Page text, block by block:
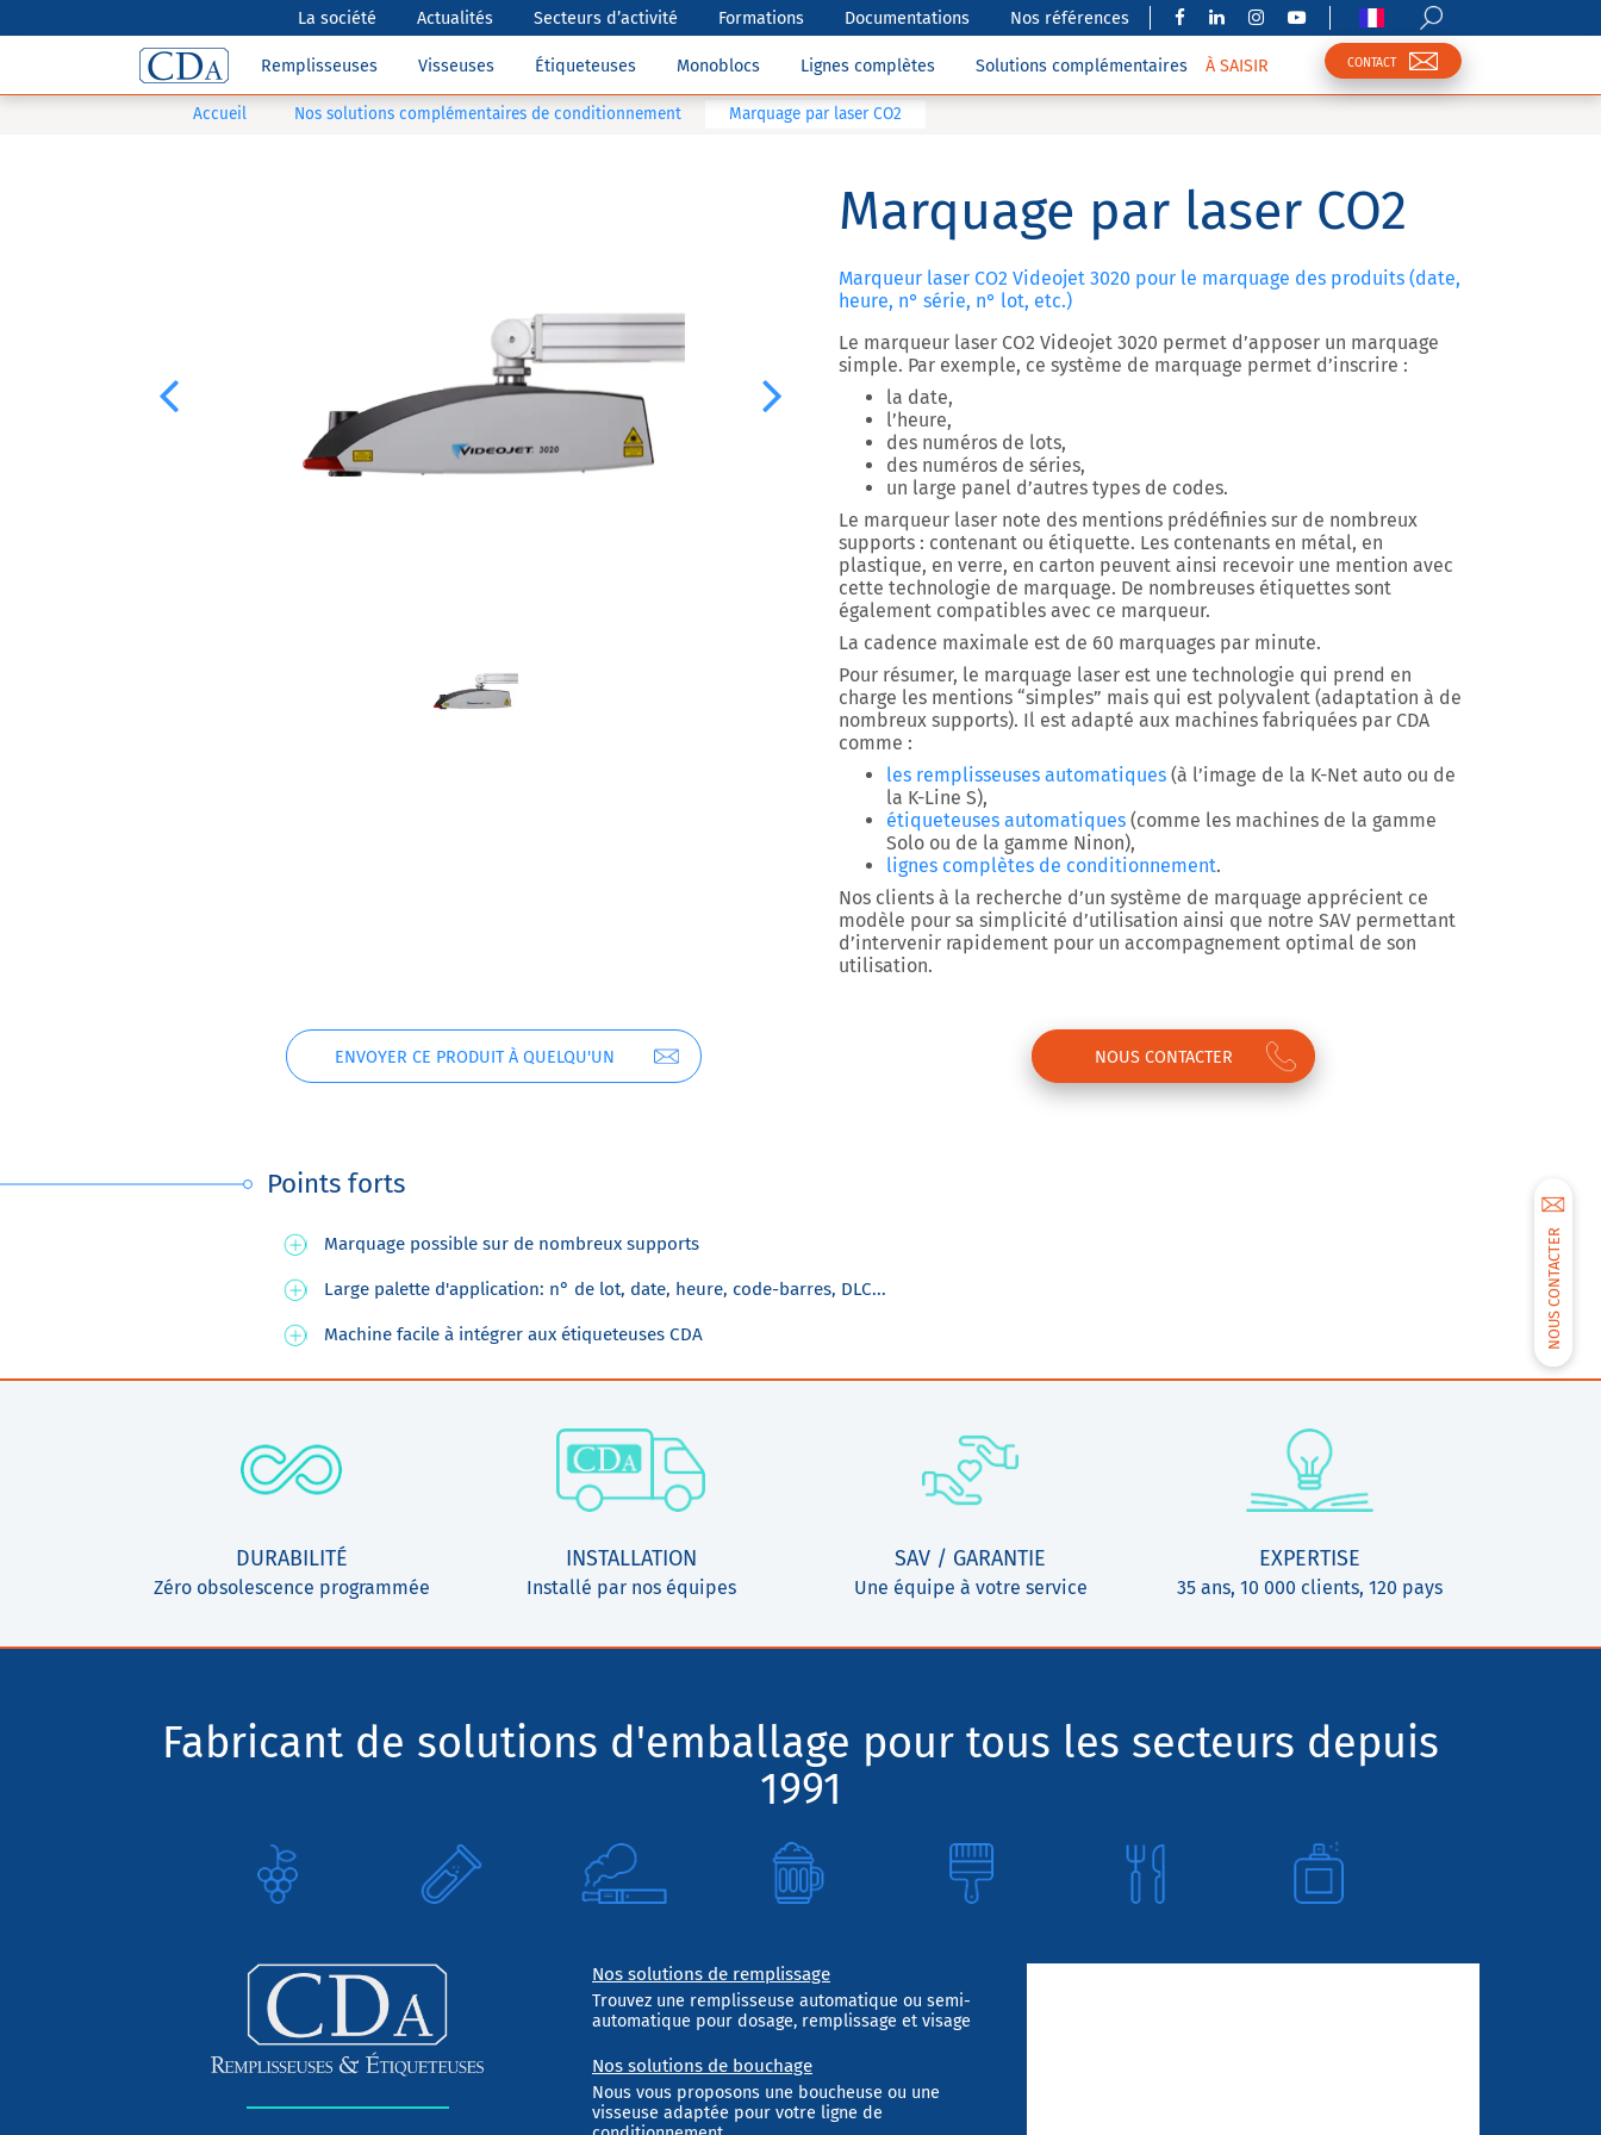
La société Actualités Secteurs d’activité Formations Documentations Nos références
Remplisseuses Visseuses Étiqueteuses Monoblocs Lignes complètes Solutions complémentaires À SAISIR CONTACT
NOUS CONTACTER
Accueil Nos solutions complémentaires de conditionnement Marquage par laser CO2
Previous Next
Marquage par laser CO2
Marqueur laser CO2 Videojet 3020 pour le marquage des produits (date,
heure, n° série, n° lot, etc.)
Le marqueur laser CO2 Videojet 3020 permet d’apposer un marquage
simple. Par exemple, ce système de marquage permet d’inscrire :
la date,
l’heure,
des numéros de lots,
des numéros de séries,
un large panel d’autres types de codes.
Le marqueur laser note des mentions prédéfinies sur de nombreux
supports : contenant ou étiquette. Les contenants en métal, en
plastique, en verre, en carton peuvent ainsi recevoir une mention avec
cette technologie de marquage. De nombreuses étiquettes sont
également compatibles avec ce marqueur.
La cadence maximale est de 60 marquages par minute.
Pour résumer, le marquage laser est une technologie qui prend en
charge les mentions “simples” mais qui est polyvalent (adaptation à de
nombreux supports). Il est adapté aux machines fabriquées par CDA
comme :
les remplisseuses automatiques (à l’image de la K-Net auto ou de
la K-Line S),
étiqueteuses automatiques (comme les machines de la gamme
Solo ou de la gamme Ninon),
lignes complètes de conditionnement.
Nos clients à la recherche d’un système de marquage apprécient ce
modèle pour sa simplicité d’utilisation ainsi que notre SAV permettant
d’intervenir rapidement pour un accompagnement optimal de son
utilisation.
ENVOYER CE PRODUIT À QUELQU'UN NOUS CONTACTER
Points forts
Marquage possible sur de nombreux supports
Large palette d'application: n° de lot, date, heure, code-barres, DLC...
Machine facile à intégrer aux étiqueteuses CDA
DURABILITÉ
Zéro obsolescence programmée
INSTALLATION
Installé par nos équipes
SAV / GARANTIE
Une équipe à votre service
EXPERTISE
35 ans, 10 000 clients, 120 pays
Fabricant de solutions d'emballage pour tous les secteurs depuis
1991
Nos solutions de remplissage
Trouvez une remplisseuse automatique ou semi-
automatique pour dosage, remplissage et visage
Nos solutions de bouchage
Nous vous proposons une boucheuse ou une
visseuse adaptée pour votre ligne de